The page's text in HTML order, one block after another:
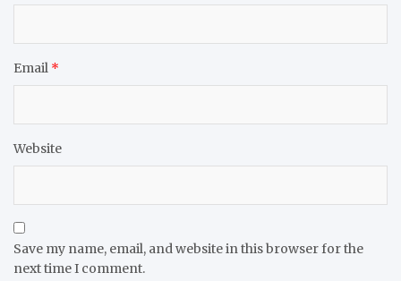
Email *
Website
Save my name, email, and website in this browser for the
next time I comment.